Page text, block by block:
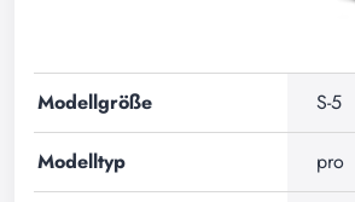
Modellgröße S-5
Modelltyp pro